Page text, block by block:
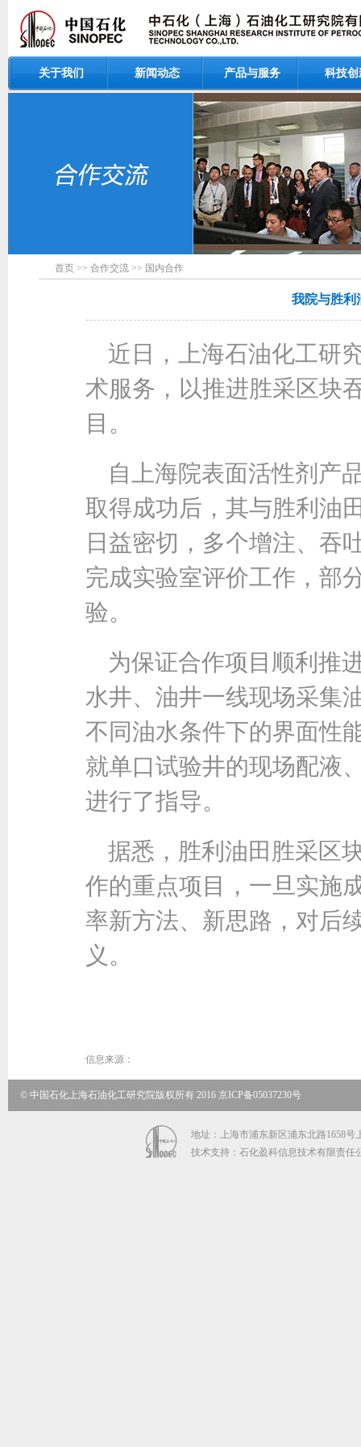
关于我们 新闻动态 产品与服务 科技创
首页 >> 合作交流 >> 国内合作
我院与胜利
近日，上海石油化工研
术服务，以推进胜采区块
目。
自上海院表面活性剂产
取得成功后，其与胜利油
日益密切，多个增注、吞
完成实验室评价工作，部
验。
为保证合作项目顺利推
水井、油井一线现场采集
不同油水条件下的界面性
就单口试验井的现场配液
进行了指导。
据悉，胜利油田胜采区
作的重点项目，一旦实施
率新方法、新思路，对后
义。
信息来源：
© 中国石化上海石油化工研究院版权所有 2016 京ICP备05037230号
地址：上海市浦东新区浦东北路1658
技术支持：石化盈科信息技术有限责任